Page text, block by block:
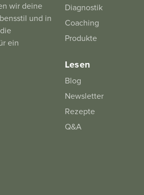
wir deine
und in
ein
Diagnostik
Coaching
Produkte
Lesen
Blog
Newsletter
Rezepte
Q&A